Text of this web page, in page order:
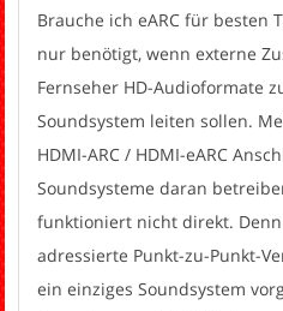
Brauche ich eARC für besten
nur benötigt, wenn externe
Fernseher HD-Audioformate
Soundsystem leiten sollen.
HDMI-ARC / HDMI-eARC
Soundsysteme daran
funktioniert nicht direkt. Denn
adressierte Punkt-zu-Punkt-
ein einziges Soundsystem